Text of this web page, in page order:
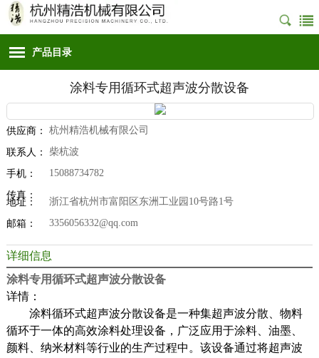
产品目录
涂料专用循环式超声波分散设备
供应商： 杭州精浩机械有限公司
联系人： 柴杭波
手机： 15088734782
传真：
地址： 浙江省杭州市富阳区东洲工业园10号路1号
邮箱： 3356056332@qq.com
详细信息
涂料专用循环式超声波分散设备
详情：
涂料循环式超声波分散设备是一种集超声波分散、物料
循环于一体的高效涂料处理设备，广泛应用于涂料、油墨、
颜料、纳米材料等行业的生产过程中。该设备通过将超声波